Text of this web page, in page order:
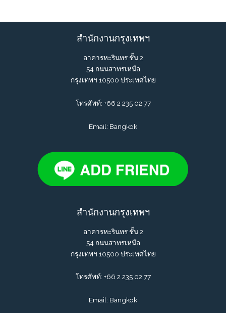
สำนักงานกรุงเทพฯ
อาคารหะรินทร ชั้น 2
54 ถนนสาทรเหนือ
กรุงเทพฯ 10500 ประเทศไทย
โทรศัพท์: +66 2 235 02 77
Email: Bangkok
สำนักงานกรุงเทพฯ
อาคารหะรินทร ชั้น 2
54 ถนนสาทรเหนือ
กรุงเทพฯ 10500 ประเทศไทย
โทรศัพท์: +66 2 235 02 77
Email: Bangkok